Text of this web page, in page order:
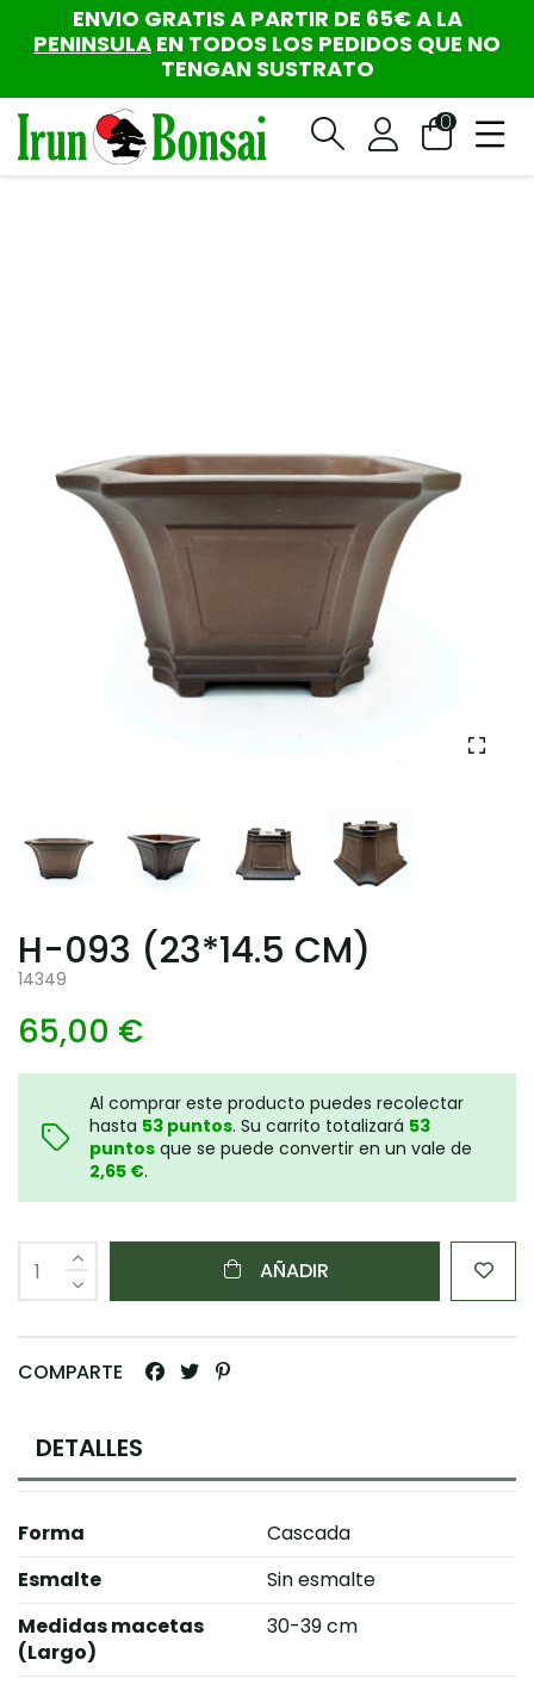
ENVIO GRATIS A PARTIR DE 65€ A LA
PENINSULA EN TODOS LOS PEDIDOS QUE NO
TENGAN SUSTRATO
0
H-093 (23*14.5 CM)
14349
65,00 €
Al comprar este producto puedes recolectar
hasta 53 puntos. Su carrito totalizará 53
puntos que se puede convertir en un vale de
2,65 €.
AÑADIR
COMPARTE
DETALLES
Forma
Cascada
Esmalte
Sin esmalte
Medidas macetas
(Largo)
30-39 cm